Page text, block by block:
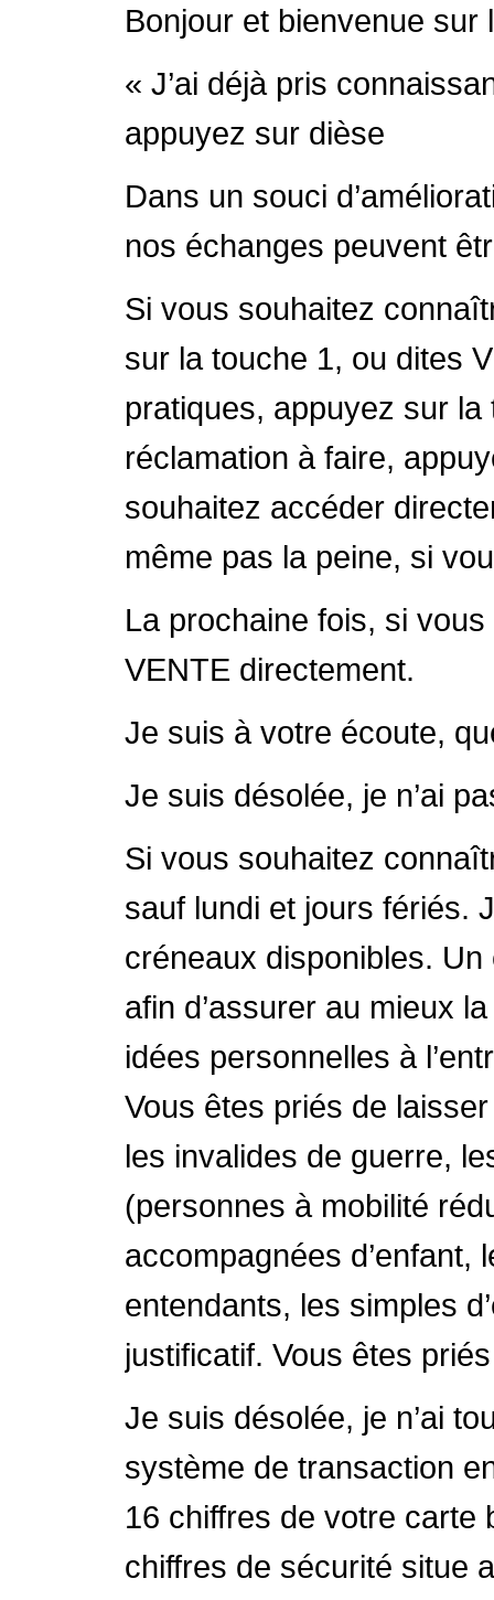
Bonjour et bienvenue sur
« J’ai déjà pris
appuyez sur dièse
Dans un souci
nos échanges peuvent
Si vous souhaitez
sur la touche 1, ou dites
pratiques, appuyez sur
réclamation à faire,
souhaitez accéder
même pas la peine, si
La prochaine fois, si
VENTE directement.
Je suis à votre écoute,
Je suis désolée, je n’ai
Si vous souhaitez
sauf lundi et jours fériés.
créneaux disponibles.
afin d’assurer au mieux
idées personnelles à
Vous êtes priés de
les invalides de guerre,
(personnes à mobilité
accompagnées
entendants, les simples
justificatif. Vous êtes
Je suis désolée, je n’ai
système de transaction
16 chiffres de votre carte
chiffres de sécurité situe